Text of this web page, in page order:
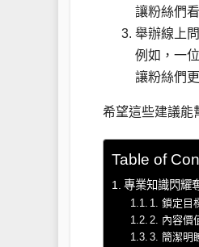
讓粉絲們
舉辦線上
例如，一
讓粉絲們
希望這些建議能
Table of
專業知識閃耀
1. 鎖定目
2. 內容價
3. 簡潔明